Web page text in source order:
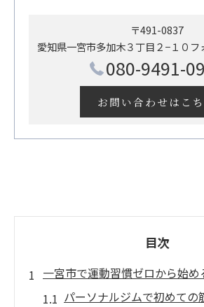
〒491-0837
愛知県一宮市多加木３丁目２−１０フ
080-9491-
お問い合わせはこ
目次
一宮市で運動習慣ゼロから始め
パーソナルジムで初めての